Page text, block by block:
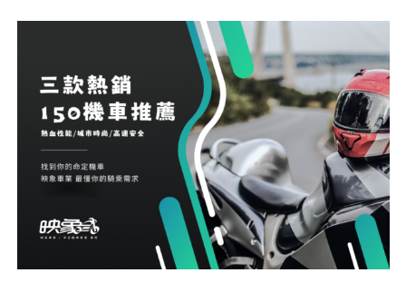
嗎？18